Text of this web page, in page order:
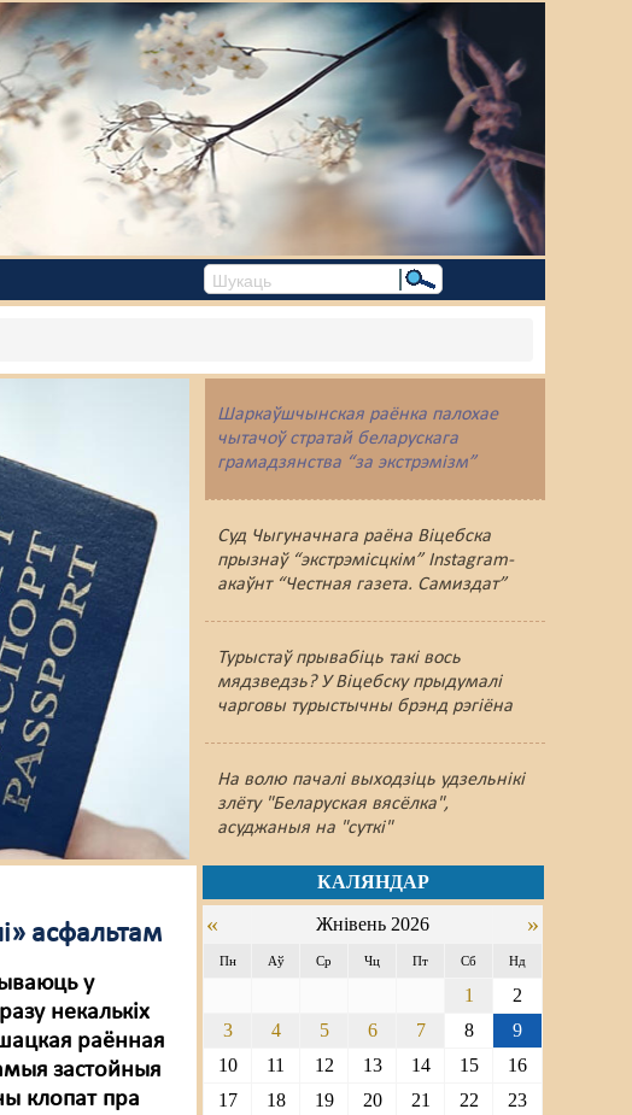
Шаркаўшчынская раёнка палохае
чытачоў стратай беларускага
грамадзянства “за экстрэмізм”
Суд Чыгуначнага раёна Віцебска
прызнаў “экстрэмісцкім” Instagram-
акаўнт “Честная газета. Самиздат”
Турыстаў прывабіць такі вось
мядзведзь? У Віцебску прыдумалі
чарговы турыстычны брэнд рэгіёна
На волю пачалі выходзіць удзельнікі
злёту "Беларуская вясёлка",
асуджаныя на "суткі"
асфальтам
у
некалькіх
раённая
застойныя
клопат пра
КАЛЯНДАР
« Жнівень 2026 »
Пн Аў Ср Чц Пт Сб Нд
1
2
3
4 5 6 7 8
9
10
11 12 13 14 15
16
17
18 19 20 21 22
23